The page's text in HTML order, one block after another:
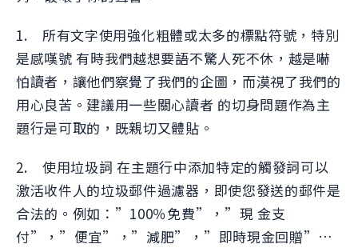
1. 所有文字使用強化粗體或太多的標點符號，特別
是感嘆號 有時我們越想要語不驚人死不休，越是嚇
怕讀者，讓他們察覺了我們的企圖，而漠視了我們的
用心良苦。建議用一些關心讀者 的切身問題作為主
題行是可取的，既親切又體貼。
2. 使用垃圾詞 在主題行中添加特定的觸發詞可以
激活收件人的垃圾郵件過濾器，即使您發送的郵件是
合法的。例如：”100％免費”，”現 金支
付”，”便宜”，”減肥”，”即時現金回贈”…